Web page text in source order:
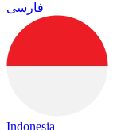
فارسی
Indonesia